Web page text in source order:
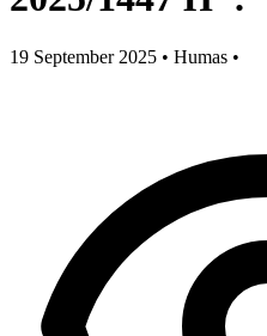
19 September 2025 • Humas •